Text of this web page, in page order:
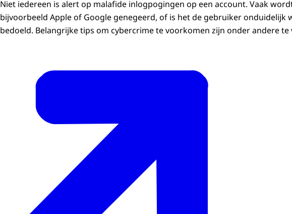
Niet iedereen is alert op malafide inlogpogingen op een account. Vaak
bijvoorbeeld Apple of Google genegeerd, of is het de gebruiker onduidelijk
bedoeld. Belangrijke tips om cybercrime te voorkomen zijn onder andere te